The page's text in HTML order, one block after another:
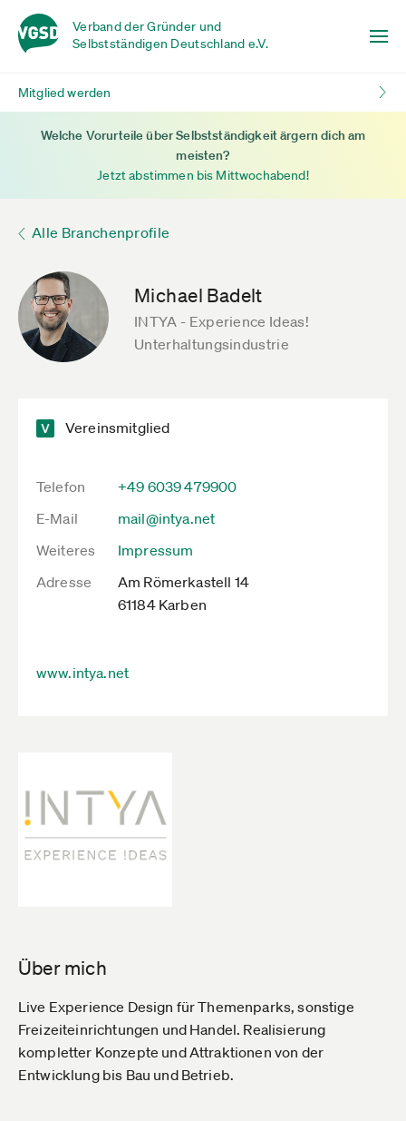
Verband der Gründer und
Selbstständigen Deutschland e.V.
Mitglied werden
Welche Vorurteile über Selbstständigkeit ärgern dich am
meisten?
Jetzt abstimmen bis Mittwochabend!
Alle Branchenprofile
Michael Badelt
INTYA - Experience Ideas!
Unterhaltungsindustrie
Vereinsmitglied
Telefon
+49 6039 479900
E-Mail
mail@intya.net
Weiteres
Impressum
Adresse
Am Römerkastell 14
61184 Karben
www.intya.net
Über mich
Live Experience Design für Themenparks, sonstige
Freizeiteinrichtungen und Handel. Realisierung
kompletter Konzepte und Attraktionen von der
Entwicklung bis Bau und Betrieb.